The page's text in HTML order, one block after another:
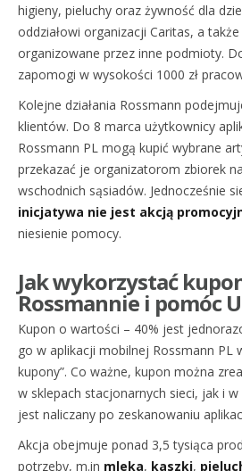
higieny, pieluchy oraz żywność dla
oddziałowi organizacji Caritas, a
organizowane przez inne podmioty.
zapomogi w wysokości 1000 zł
Kolejne działania Rossmann
klientów. Do 8 marca użytkownicy
Rossmann PL mogą kupić wybrane
przekazać je organizatorom zbiorek
wschodnich sąsiadów. Jednocześnie
inicjatywa nie jest akcją
niesienie pomocy.
Jak wykorzystać
Rossmannie i pomóc
Kupon o wartości – 40% jest
go w aplikacji mobilnej Rossmann PL
kupony”. Co ważne, kupon można
w sklepach stacjonarnych sieci, jak i
jest naliczany po zeskanowaniu
Akcja obejmuje ponad 3,5 tysiąca
potrzeby, m.in mleka, kaszki,